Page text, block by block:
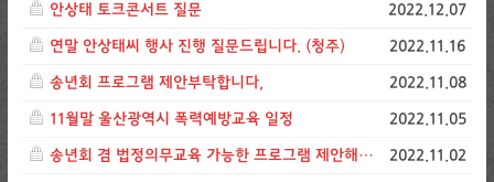
안상태 토크콘서트 질문 2022.12.07
연말 안상태씨 행사 진행 질문드립니다. (청주) 2022.11.16
송년회 프로그램 제안부탁합니다, 2022.11.08
11월말 울산광역시 폭력예방교육 일정 2022.11.05
송년회 겸 법정의무교육 가능한 프로그램 제안해주세요 2022.11.02